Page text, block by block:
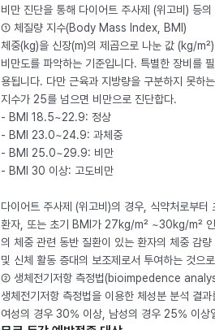
비만 진단을 통해 다이어트 주사제 (위고비) 등
① 체질량 지수(Body Mass Index, BMI)
체중(kg)을 신장(m)의 제곱으로 나눈 값 (kg/
비만도를 파악하는 기준입니다. 특별한 장비를
용됩니다. 다만 근육과 지방량을 구분하지 못하
지수가 25를 넘으면 비만으로 진단합다.
- BMI 18.5~22.9: 정상
- BMI 23.0~24.9: 과체중
- BMI 25.0~29.9: 비만
- BMI 30 이상: 고도비만
다이어트 주사제 (위고비)의 경우, 식약처로부
환자, 또는 초기 BMI가 27kg/m² ~30kg/m² 인
의 체중 관련 동반 질환이 있는 환자의 체중 감
및 신체 활동 증대의 보조제로서 투여하는 것으
② 생체전기저항 측정법(bioimpedence
생체전기저항 측정법을 이용한 체성분 분석 결
여성의 경우 30% 이상, 남성의 경우 25% 이상